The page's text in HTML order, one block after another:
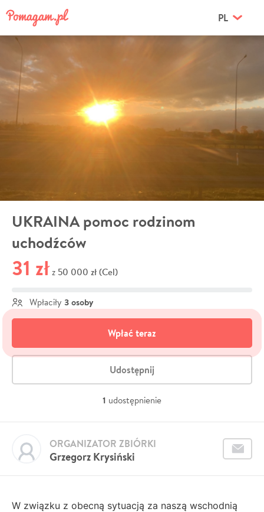
PL
UKRAINA pomoc rodzinom
uchodźców
31 zł z 50 000 zł (Cel)
Wpłaciły 3 osoby
Wpłać teraz
Udostępnij
1 udostępnienie
Grzegorz Krysiński
ORGANIZATOR ZBIÓRKI
W związku z obecną sytuacją za naszą wschodnią